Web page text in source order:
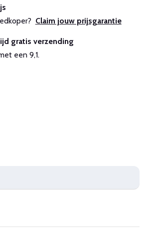
Claim jouw prijsgarantie
gratis verzending
een 9,1.